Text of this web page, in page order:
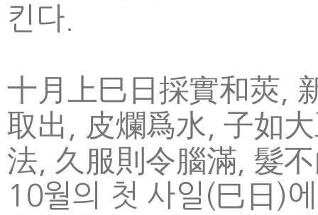
킨다.
十月上巳日採實和莢,
取出, 皮爛爲水, 子如
法, 久服則令腦滿, 髮不
10월의 첫 사일(巳日)